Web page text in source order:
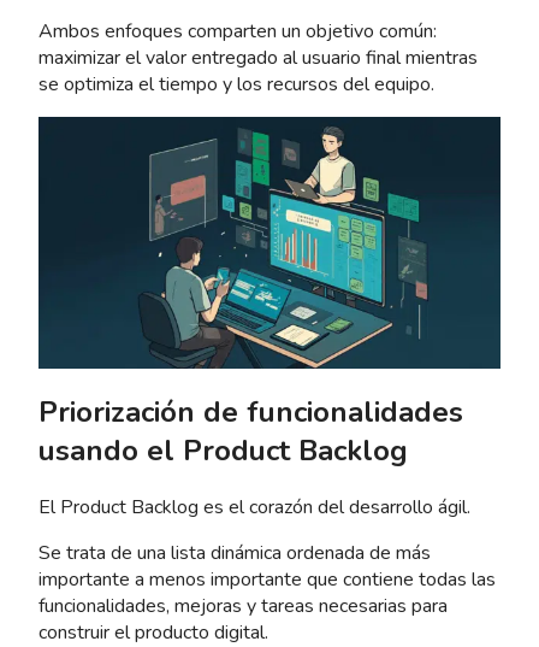
Ambos enfoques comparten un objetivo común:
maximizar el valor entregado al usuario final mientras
se optimiza el tiempo y los recursos del equipo.
Priorización de funcionalidades
usando el Product Backlog
El Product Backlog es el corazón del desarrollo ágil.
Se trata de una lista dinámica ordenada de más
importante a menos importante que contiene todas las
funcionalidades, mejoras y tareas necesarias para
construir el producto digital.